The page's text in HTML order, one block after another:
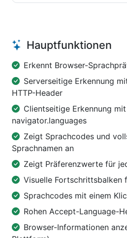
Hauptfunktionen
Erkennt Browser-
Serverseitige Erkennung
HTTP-Header
Clientseitige Erkennung
navigator.languages
Zeigt Sprachcodes und
Sprachnamen an
Zeigt Präferenzwerte für
Visuelle Fortschrittsbalken
Sprachcodes mit einem
Rohen Accept-Language-
Browser-Informationen